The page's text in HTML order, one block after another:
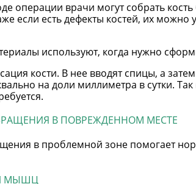
операции врачи могут собрать
если есть дефекты костей, их можно
используют, когда нужно
кости. В нее вводят спицы, а
на доли миллиметра в сутки.
В ПОВРЕЖДЕННОМ МЕСТЕ
в проблемной зоне помогает
МЫШЦ